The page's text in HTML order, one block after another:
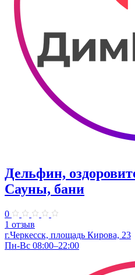
Дельфин,
Сауны, бани
0
1 отзыв
г.Черкесск, площадь Кирова, 23
Пн-Вс 08:00–22:00